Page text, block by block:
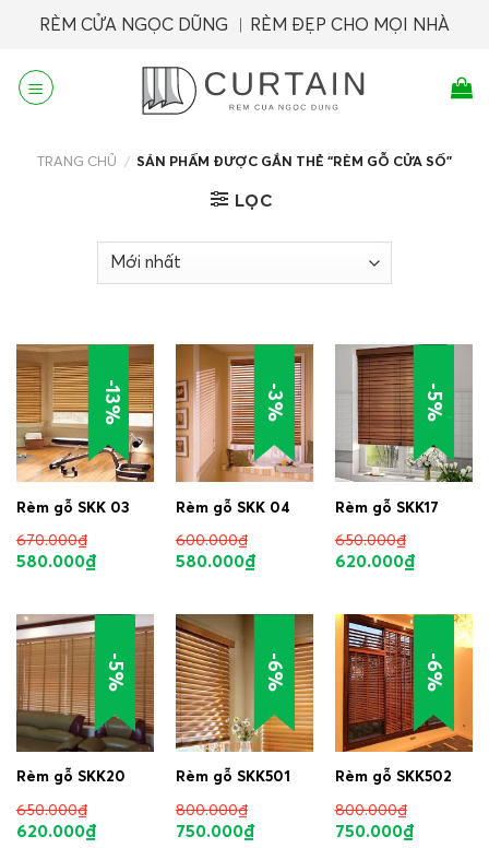
content
RÈM CỬA NGỌC DŨNG ︱RÈM ĐẸP CHO MỌI NHÀ
TRANG CHỦ / SẢN PHẨM ĐƯỢC GẮN THẺ “RÈM GỖ CỬA SỔ”
LỌC
-13%
Rèm gỗ SKK 03
670.000₫
580.000₫
-3%
Rèm gỗ SKK 04
600.000₫
580.000₫
-5%
Rèm gỗ SKK17
650.000₫
620.000₫
-5%
Rèm gỗ SKK20
650.000₫
620.000₫
-6%
Rèm gỗ SKK501
800.000₫
750.000₫
-6%
Rèm gỗ SKK502
800.000₫
750.000₫